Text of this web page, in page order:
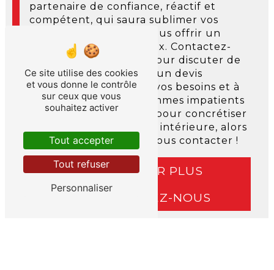
partenaire de confiance, réactif et
compétent, qui saura sublimer vos
espaces intérieurs et vous offrir un
cadre de vie harmonieux. Contactez-
nous dès aujourd'hui pour discuter de
votre projet et obtenir un devis
personnalisé, adapté à vos besoins et à
votre budget. Nous sommes impatients
de travailler avec vous pour concrétiser
vos projets de peinture intérieure, alors
n'attendez plus pour nous contacter !
EN SAVOIR PLUS
CONTACTEZ-NOUS
Ce site utilise des cookies
et vous donne le contrôle
sur ceux que vous
souhaitez activer
Tout accepter
Tout refuser
Personnaliser